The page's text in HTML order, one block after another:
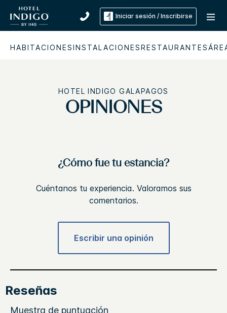
Iniciar sesión / Inscribirse
HABITACIONESINSTALACIONESRESTAURANTES
HOTEL INDIGO GALAPAGOS
OPINIONES
¿Cómo fue tu estancia?
Cuéntanos tu experiencia. Valoramos sus
comentarios.
Escribir una opinión